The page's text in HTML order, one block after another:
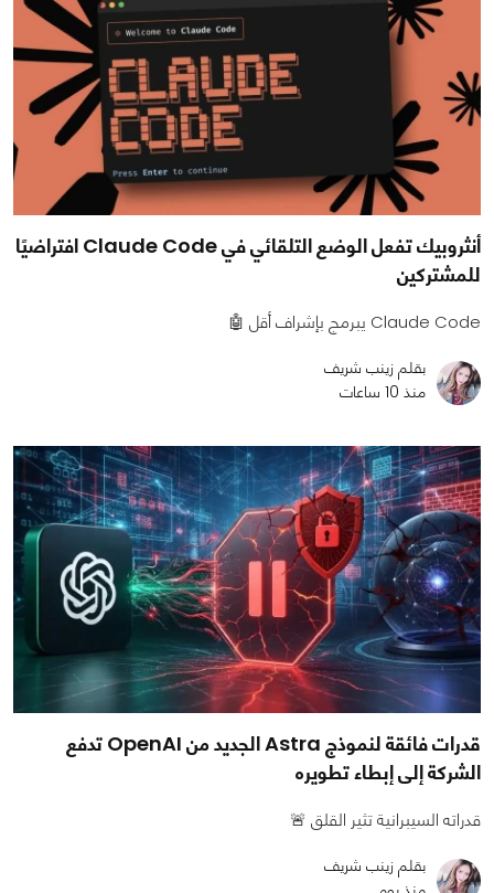
أنثروبيك تفعل الوضع التلقائي في Claude Code افتراضيًا
للمشتركين
Claude Code يبرمج بإشراف أقل 🤖
بقلم زينب شريف
منذ 10 ساعات
قدرات فائقة لنموذج Astra الجديد من OpenAI تدفع
الشركة إلى إبطاء تطويره
قدراته السيبرانية تثير القلق 🚨
بقلم زينب شريف